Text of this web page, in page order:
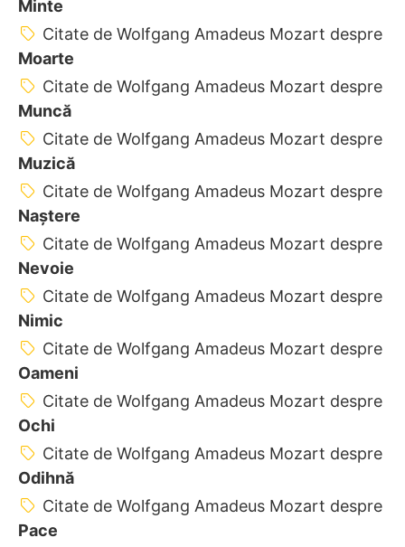
Minte
Citate de Wolfgang Amadeus Mozart despre
Moarte
Citate de Wolfgang Amadeus Mozart despre
Muncă
Citate de Wolfgang Amadeus Mozart despre
Muzică
Citate de Wolfgang Amadeus Mozart despre
Naștere
Citate de Wolfgang Amadeus Mozart despre
Nevoie
Citate de Wolfgang Amadeus Mozart despre
Nimic
Citate de Wolfgang Amadeus Mozart despre
Oameni
Citate de Wolfgang Amadeus Mozart despre
Ochi
Citate de Wolfgang Amadeus Mozart despre
Odihnă
Citate de Wolfgang Amadeus Mozart despre
Pace